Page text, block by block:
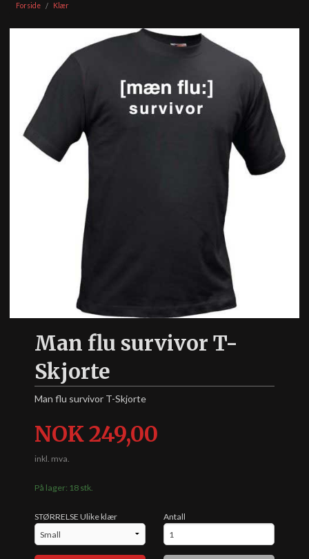
Forside Klær
Man flu survivor T-
Skjorte
Man flu survivor T-Skjorte
Pris
NOK249,00
inkl. mva.
På lager: 18 stk.
STØRRELSE Ulike klær Antall